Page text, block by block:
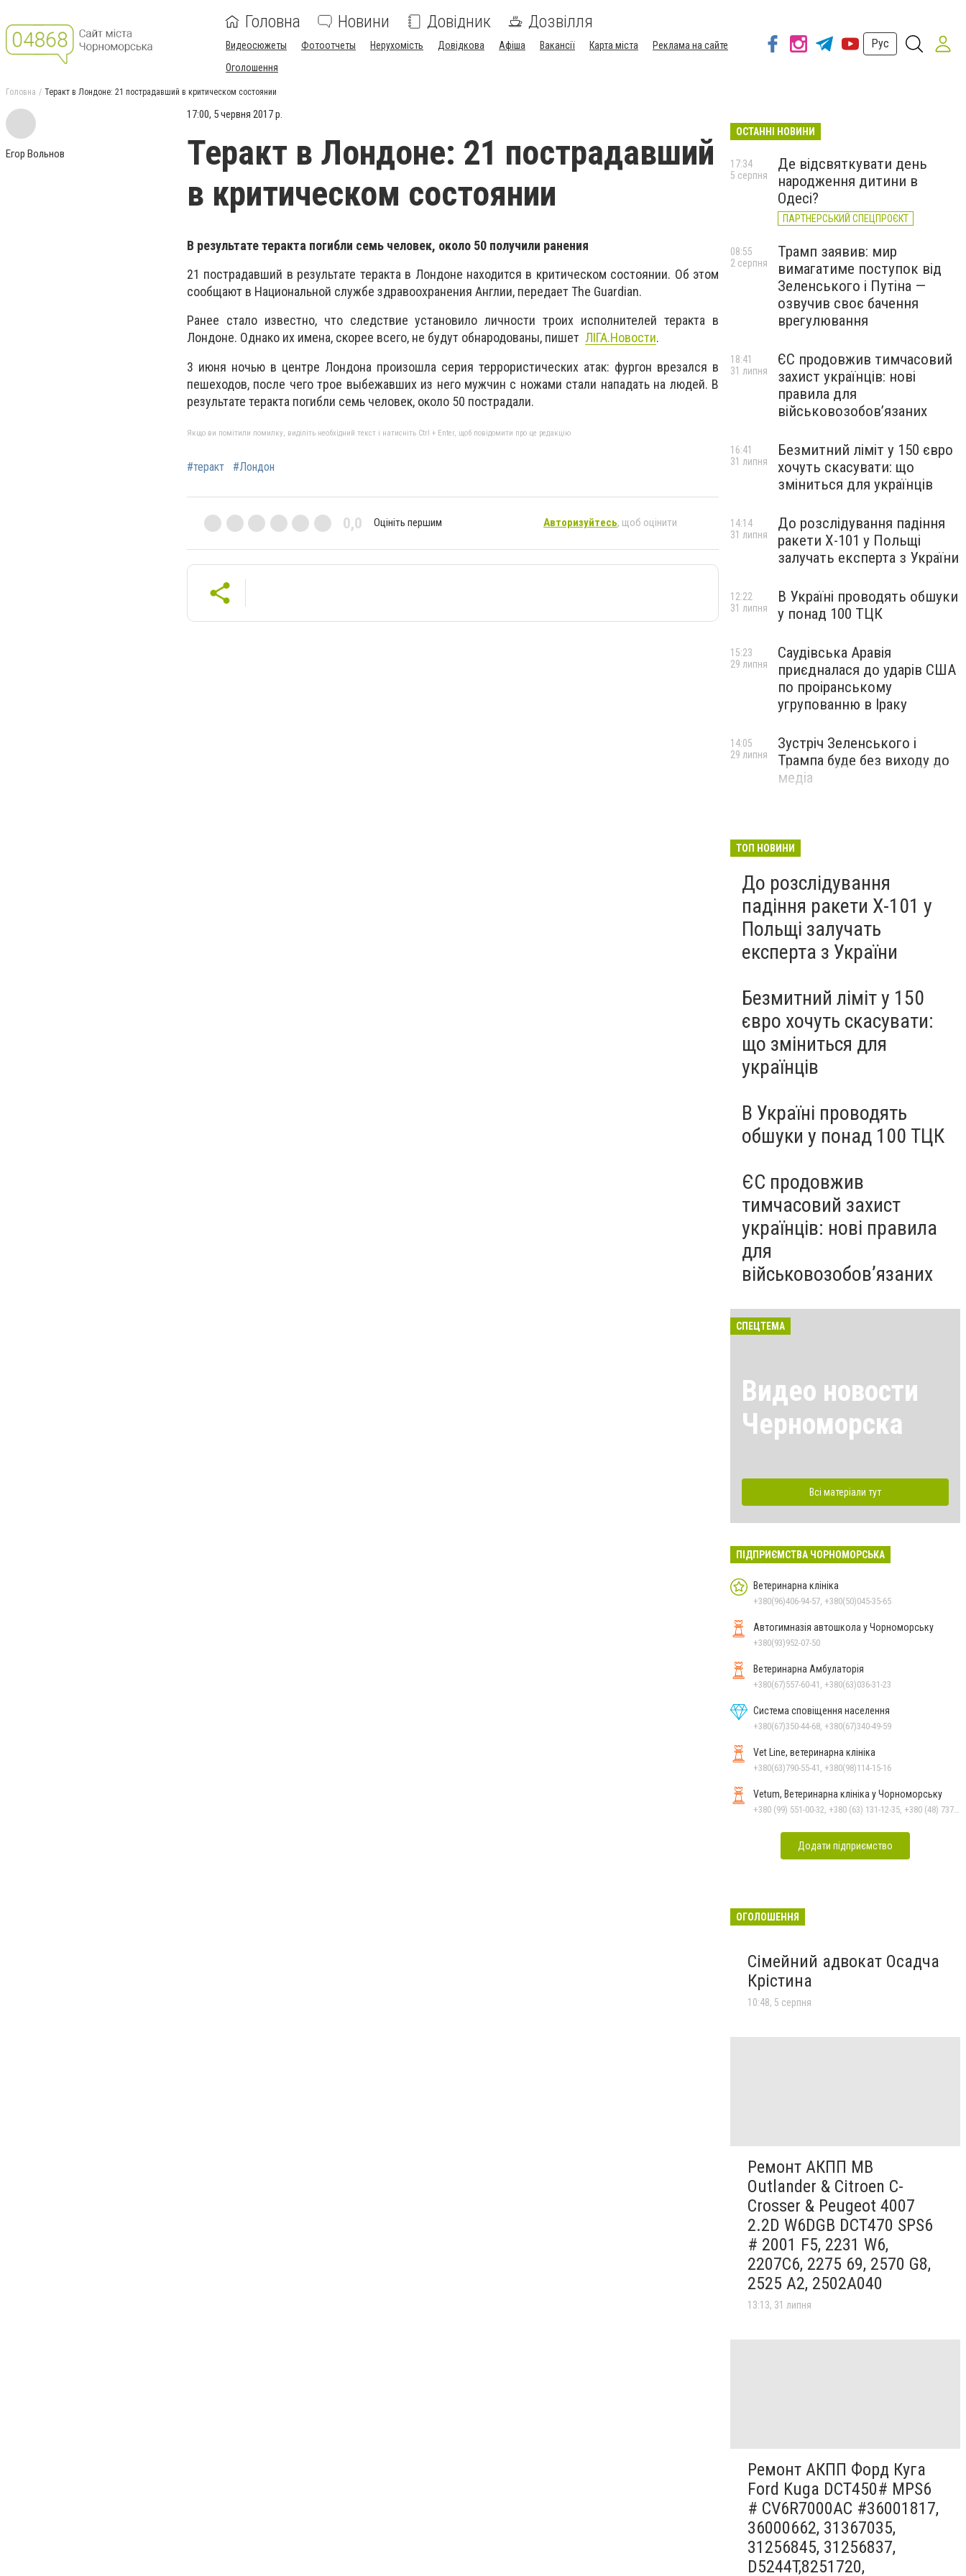
Головна Новини Довідник Дозвілля
Видеосюжеты Фотоотчеты Нерухомість Довідкова Афіша Вакансії Карта міста
Реклама на сайте
Оголошення
Рус
Головна Теракт в Лондоне: 21 пострадавший в критическом состоянии
Егор Вольнов
17:00, 5 червня 2017 р.
Теракт в Лондоне: 21 пострадавший
в критическом состоянии
В результате теракта погибли семь человек, около 50 получили ранения
21 пострадавший в результате теракта в Лондоне находится в критическом состоянии. Об этом
сообщают в Национальной службе здравоохранения Англии, передает The Guardian.
Ранее стало известно, что следствие установило личности троих исполнителей теракта в
Лондоне. Однако их имена, скорее всего, не будут обнародованы, пишет ЛIГА.Новости.
3 июня ночью в центре Лондона произошла серия террористических атак: фургон врезался в
пешеходов, после чего трое выбежавших из него мужчин с ножами стали нападать на людей. В
результате теракта погибли семь человек, около 50 пострадали.
Якщо ви помітили помилку, виділіть необхідний текст і натисніть Ctrl + Enter, щоб повідомити про це редакцію
#теракт #Лондон
0,0 Оцініть першим Авторизуйтесь, щоб оцінити
ОСТАННІ НОВИНИ
Де відсвяткувати день
народження дитини в
Одесі?
ПАРТНЕРСЬКИЙ СПЕЦПРОЄКТ
17:34
5 серпня
Трамп заявив: мир
вимагатиме поступок від
Зеленського і Путіна —
озвучив своє бачення
врегулювання
08:55
2 серпня
ЄС продовжив тимчасовий
захист українців: нові
правила для
військовозобов’язаних
18:41
31 липня
Безмитний ліміт у 150 євро
хочуть скасувати: що
зміниться для українців
16:41
31 липня
До розслідування падіння
ракети Х-101 у Польщі
залучать експерта з України
14:14
31 липня
В Україні проводять обшуки
у понад 100 ТЦК
12:22
31 липня
Саудівська Аравія
приєдналася до ударів США
по проіранському
угрупованню в Іраку
15:23
29 липня
Зустріч Зеленського і
Трампа буде без виходу до
медіа
14:05
29 липня
ТОП НОВИНИ
До розслідування
падіння ракети Х-101 у
Польщі залучать
експерта з України
Безмитний ліміт у 150
євро хочуть скасувати:
що зміниться для
українців
В Україні проводять
обшуки у понад 100 ТЦК
ЄС продовжив
тимчасовий захист
українців: нові правила
для
військовозобов’язаних
СПЕЦТЕМА
Видео новости
Черноморска
Всі матеріали тут
ПІДПРИЄМСТВА ЧОРНОМОРСЬКА
Ветеринарна клініка
+380(96)406-94-57, +380(50)045-35-65
Автогимназія автошкола у Чорноморську
+380(93)952-07-50
Ветеринарна Амбулаторія
+380(67)557-60-41, +380(63)036-31-23
Система сповіщення населення
+380(67)350-44-68, +380(67)340-49-59
Vet Line, ветеринарна клініка
+380(63)790-55-41, +380(98)114-15-16
Vetum, Ветеринарна клініка у Чорноморську
Додати підприємство
ОГОЛОШЕННЯ
Сімейний адвокат Осадча
Крістина
10:48, 5 серпня
Ремонт АКПП MB
Outlander & Citroen C-
Crosser & Peugeot 4007
2.2D W6DGB DCT470 SPS6
# 2001 F5, 2231 W6,
2207C6, 2275 69, 2570 G8,
2525 A2, 2502A040
13:13, 31 липня
Ремонт АКПП Форд Куга
Ford Kuga DCT450# MPS6
# CV6R7000AC #36001817,
36000662, 31367035,
31256845, 31256837,
D5244T,8251720,